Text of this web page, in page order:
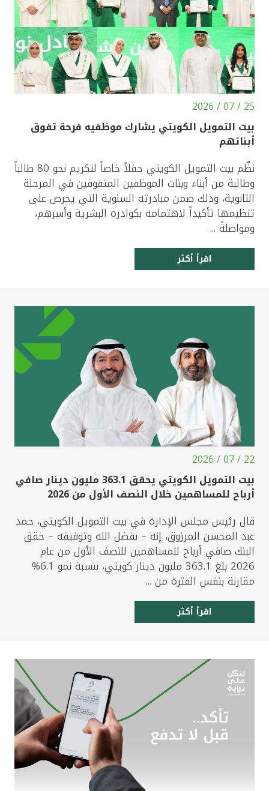
25 / 07 / 2026
بيت التمويل الكويتي يشارك موظفيه فرحة تفوق
أبنائهم
نظّم بيت التمويل الكويتي حفلاً خاصاً لتكريم نحو 80 طالباً
وطالبة من أبناء وبنات الموظفين المتفوقين في المرحلة
الثانوية، وذلك ضمن مبادرته السنوية التي يحرص على
تنظيمها تأكيداً لاهتمامه بكوادره البشرية وأسرهم،
ومواصلةً ...
اقرأ أكثر
22 / 07 / 2026
بيت التمويل الكويتي يحقق 363.1 مليون دينار صافي
أرباح للمساهمين خلال النصف الأول من 2026
قال رئيس مجلس الإدارة في بيت التمويل الكويتي، حمد
عبد المحسن المرزوق، إنه – بفضل الله وتوفيقه – حقق
البنك صافي أرباح للمساهمين للنصف الأول من عام
2026 بلغ 363.1 مليون دينار كويتي، بنسبة نمو 6.1%
مقارنة بنفس الفترة من ...
اقرأ أكثر